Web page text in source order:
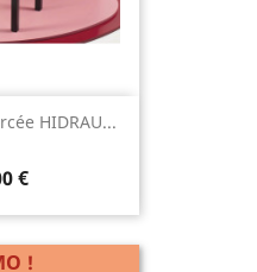
HIDRAU...
€
!